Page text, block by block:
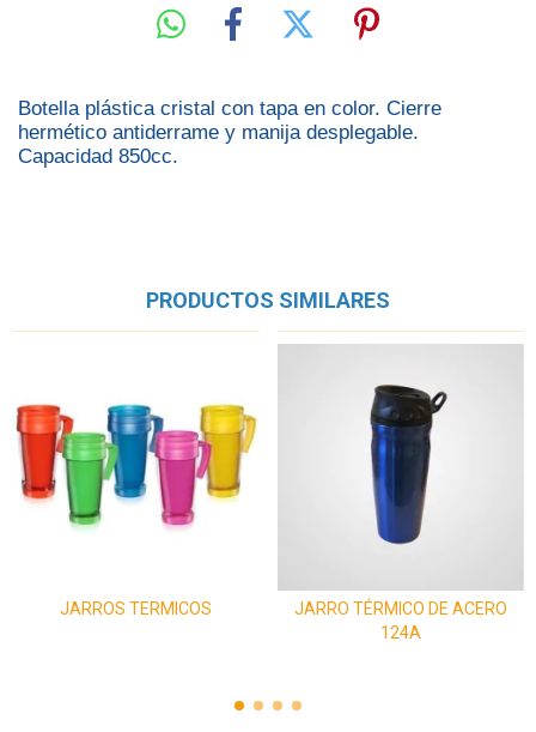
Botella plástica cristal con tapa en color. Cierre
hermético antiderrame y manija desplegable.
Capacidad 850cc.
PRODUCTOS SIMILARES
JARROS TERMICOS
JARRO TÉRMICO DE ACERO
124A